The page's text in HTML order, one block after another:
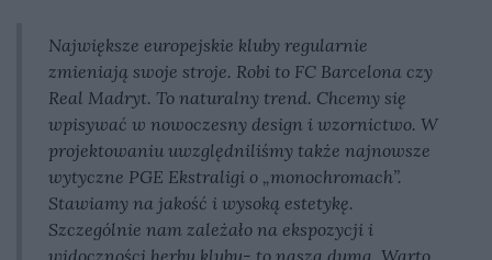
Największe europejskie kluby regularnie
zmieniają swoje stroje. Robi to FC Barcelona czy
Real Madryt. To naturalny trend. Chcemy się
wpisywać w nowoczesny design i wzornictwo. W
projektowaniu uwzględniliśmy także najnowsze
wytyczne PGE Ekstraligi o „monochromach”.
Stawiamy na jakość i wysoką estetykę.
Szczególnie nam zależało na ekspozycji i